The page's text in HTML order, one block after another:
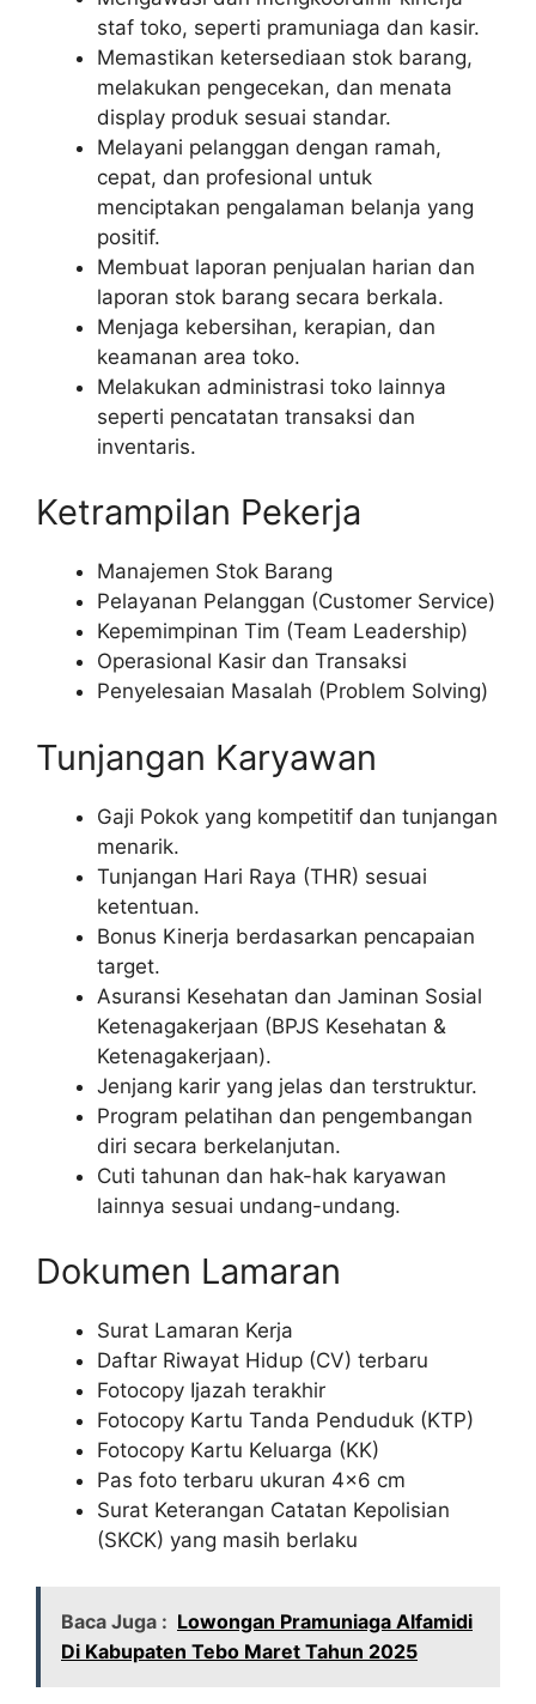
staf toko, seperti pramuniaga dan kasir.
Memastikan ketersediaan stok barang,
melakukan pengecekan, dan menata
display produk sesuai standar.
Melayani pelanggan dengan ramah,
cepat, dan profesional untuk
menciptakan pengalaman belanja yang
positif.
Membuat laporan penjualan harian dan
laporan stok barang secara berkala.
Menjaga kebersihan, kerapian, dan
keamanan area toko.
Melakukan administrasi toko lainnya
seperti pencatatan transaksi dan
inventaris.
Ketrampilan Pekerja
Manajemen Stok Barang
Pelayanan Pelanggan (Customer Service)
Kepemimpinan Tim (Team Leadership)
Operasional Kasir dan Transaksi
Penyelesaian Masalah (Problem Solving)
Tunjangan Karyawan
Gaji Pokok yang kompetitif dan tunjangan
menarik.
Tunjangan Hari Raya (THR) sesuai
ketentuan.
Bonus Kinerja berdasarkan pencapaian
target.
Asuransi Kesehatan dan Jaminan Sosial
Ketenagakerjaan (BPJS Kesehatan &
Ketenagakerjaan).
Jenjang karir yang jelas dan terstruktur.
Program pelatihan dan pengembangan
diri secara berkelanjutan.
Cuti tahunan dan hak-hak karyawan
lainnya sesuai undang-undang.
Dokumen Lamaran
Surat Lamaran Kerja
Daftar Riwayat Hidup (CV) terbaru
Fotocopy Ijazah terakhir
Fotocopy Kartu Tanda Penduduk (KTP)
Fotocopy Kartu Keluarga (KK)
Pas foto terbaru ukuran 4×6 cm
Surat Keterangan Catatan Kepolisian
(SKCK) yang masih berlaku
Baca Juga : Lowongan Pramuniaga Alfamidi
Di Kabupaten Tebo Maret Tahun 2025